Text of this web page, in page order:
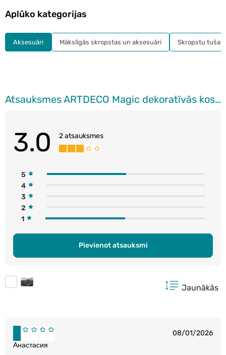
Atsauksmes ARTDECO Magic dekoratīvās kosmētikas zīmuļu asinātājs
3.0 2 atsauksmes
5
4
3
2
1
Pievienot atsauksmi
Jaunākās
08/01/2026
Анастасия
Aplūko kategorijas
Aksesuāri Mākslīgās skropstas un aksesuāri Skropstu tušas